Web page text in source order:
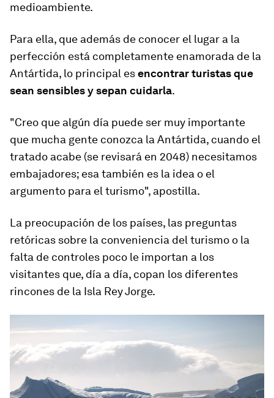
medioambiente.
Para ella, que además de conocer el lugar a la
perfección está completamente enamorada de la
Antártida, lo principal esencontrar turistas que
sean sensibles y sepan cuidarla.
"Creo que algún día puede ser muy importante
que mucha gente conozca la Antártida, cuando el
tratado acabe (se revisará en 2048) necesitamos
embajadores; esa también es la idea o el
argumento para el turismo", apostilla.
La preocupación de los países, las preguntas
retóricas sobre la conveniencia del turismo o la
falta de controles poco le importan a los
visitantes que, día a día, copan los diferentes
rincones de la Isla Rey Jorge.